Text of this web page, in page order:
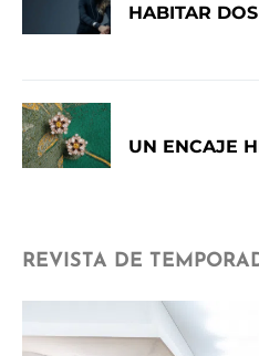
HABITAR
UN ENCAJE
REVISTA DE